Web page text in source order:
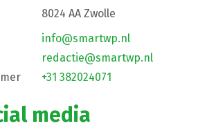
8024 AA Zwolle
info@smartwp.nl
redactie@smartwp.nl
+31 382024071
media